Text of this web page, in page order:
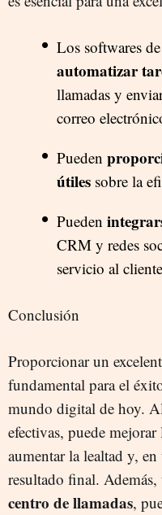
Los softwares
automatizar
llamadas y
correo
Pueden
útiles sobre la
Pueden
CRM y redes
servicio al
Conclusión
Proporcionar un
fundamental para el
mundo digital de hoy.
efectivas, puede
aumentar la lealtad y,
resultado final.
centro de llamadas,